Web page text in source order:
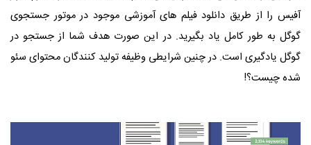
آفیس را از طریق دانلود فیلم های آموزشی موجود در موتور جستجوی
گوگل به طور کامل یاد بگیرید. در این صورت هدف شما از جستجو در
گوگل یادگیری است. در چنین شرایطی وظیفه تولید کنندگان محتوای سئو
شده چیست؟!